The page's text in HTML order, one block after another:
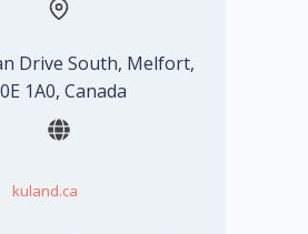
Drive South, Melfort,
1A0, Canada
kuland.ca